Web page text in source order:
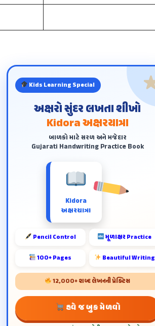
Kids Learning Special
અક્ષરો સુંદર લખતા શીખો
Kidora અક્ષરયાત્રા
બાળકો માટે સરળ અને મજેદાર
Gujarati Handwriting Practice Book
Kidora
અક્ષરયાત્રા
Pencil Control મૂળાક્ષર Practice
100+ Pages Beautiful Writing
12,000+ શબ્દ લેખનની પ્રેક્ટિસ
હવે જ બુક મેળવો